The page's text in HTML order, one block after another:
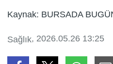
Kaynak: BURSADA
Sağlık, 2026.05.26 13:25